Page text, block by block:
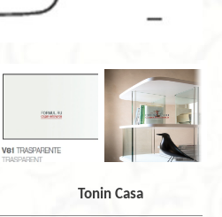
Tonin Casa